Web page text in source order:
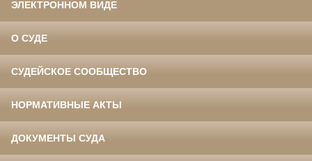
ЭЛЕКТРОННОМ ВИДЕ
О СУДЕ
СУДЕЙСКОЕ СООБЩЕСТВО
НОРМАТИВНЫЕ АКТЫ
ДОКУМЕНТЫ СУДА